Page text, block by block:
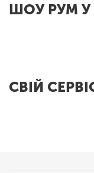
ШОУ РУМ У
СВІЙ